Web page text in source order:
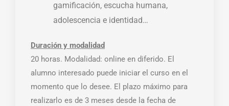
gamificación, escucha humana,
adolescencia e identidad…
Duración y modalidad
20 horas. Modalidad: online en diferido. El
alumno interesado puede iniciar el curso en el
momento que lo desee. El plazo máximo para
realizarlo es de 3 meses desde la fecha de